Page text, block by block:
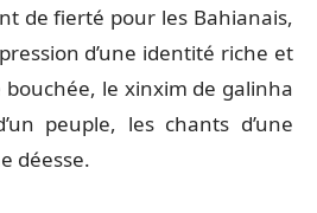
de fierté pour les Bahianais,
d’une identité riche et
bouchée, le xinxim de galinha
peuple, les chants d’une
déesse.